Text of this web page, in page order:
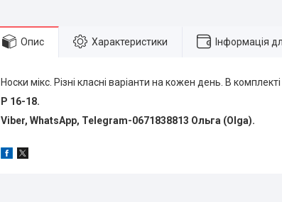
Опис Характеристики Інформація
Носки мікс. Різні класні варіанти на кожен день. В комплекті
Р 16-18.
Viber, WhatsApp, Telegram-0671838813 Ольга (Olga).